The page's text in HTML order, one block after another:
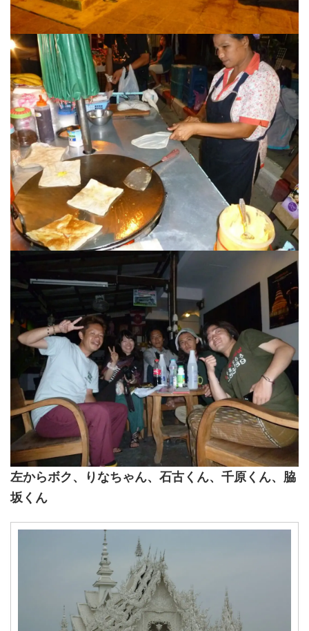
左からボク、りなちゃん、石古くん、千原くん、脇
坂くん